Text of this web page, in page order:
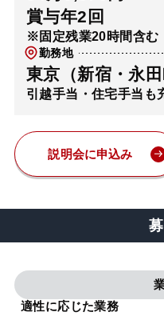
賞与年2回
※固定残業20時間含む
勤務地
東京（新宿・永田
引越手当・住宅手当も
説明会に申込み
適性に応じた業務
解決実績
アクセス
弁護士・税理士
お知らせ